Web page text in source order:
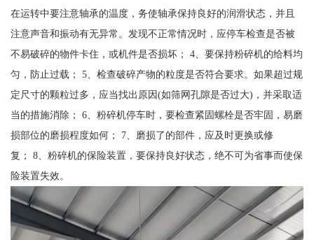
在运转中要注意轴承的温度，务使轴承保持良好的润滑状态，并且
注意声音和振动有无异常。发现不正常情况时，应停车检查是否被
不易破碎的物件卡住，或机件是否损坏； 4、要保持粉碎机的给料均
匀，防止过载； 5、检查破碎产物的粒度是否符合要求。如果超过规
定尺寸的颗粒过多，应当找出原因(如筛网孔隙是否过大)，并采取适
当的措施消除； 6、粉碎机停车时，要检查紧固螺栓是否牢固，易磨
损部位的磨损程度如何； 7、磨损了的部件，应及时更换或修
复； 8、粉碎机的保险装置，要保持良好状态，绝不可为省事而使保
险装置失效。